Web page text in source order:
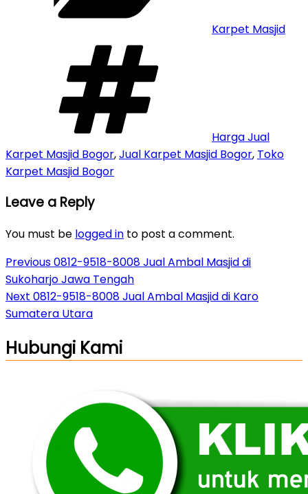
Karpet Masjid
Harga Jual
Karpet Masjid Bogor,Jual Karpet Masjid Bogor, Toko
Karpet Masjid Bogor
Leave a Reply
You must be logged in to post a comment.
Post
navigation
Previous
Post
Previous0812-9518-8008 Jual Ambal Masjid di
Sukoharjo Jawa Tengah
Next
Post
Next 0812-9518-8008 Jual Ambal Masjid di Karo
Sumatera Utara
Hubungi Kami